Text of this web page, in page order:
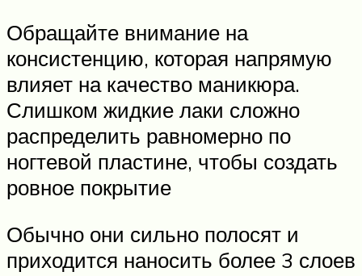
Обращайте внимание на
консистенцию, которая напрямую
влияет на качество маникюра.
Слишком жидкие лаки сложно
распределить равномерно по
ногтевой пластине, чтобы создать
ровное покрытие
Обычно они сильно полосят и
приходится наносить более 3 слоев